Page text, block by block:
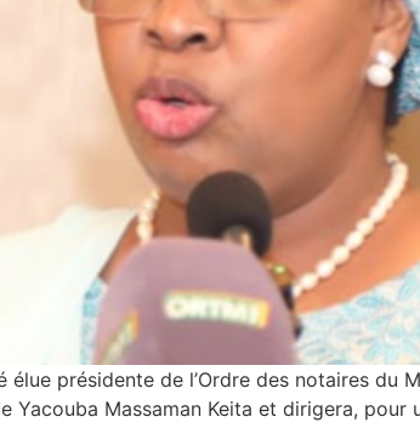
présidente de l’Ordre des notaires du
Yacouba Massaman Keita et dirigera,